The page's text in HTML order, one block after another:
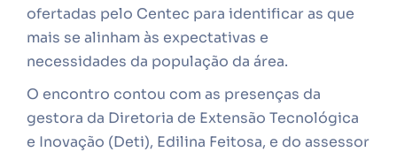
ofertadas pelo Centec para identificar as que
mais se alinham às expectativas e
necessidades da população da área.
O encontro contou com as presenças da
gestora da Diretoria de Extensão Tecnológica
e Inovação (Deti), Edilina Feitosa, e do assessor